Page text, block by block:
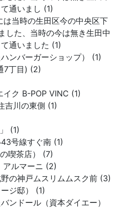
通いまし (1)
当時の生田区今の中央区下
した、当時の今は無き生田中
通いました (1)
ンバーガーショップ） (1)
7丁目) (2)
イク B-POP VINC (1)
吉川の東側 (1)
(1)
号線すぐ南 (1)
喫茶店） (7)
アルマーニ (2)
の神戸ムスリムムスク前 (3)
ジ邸） (1)
ンドール（資本ダイエー）